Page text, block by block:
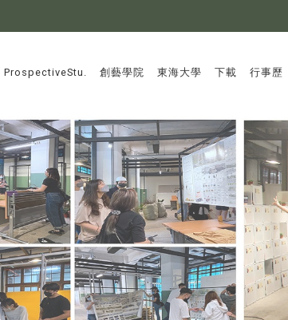
:::
ProspectiveStu. 創藝學院 東海大學 下載 行事歷